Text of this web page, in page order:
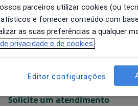
Amanhã
11 Ago
Qua
12 Ago
Qui,
13 Ago
disponível
Solicite um atendimento
parceiros utilizar cookies (ou
e fornecer conteúdo com
as suas preferências a qualquer
privacidade e de cookies.
Editar configurações